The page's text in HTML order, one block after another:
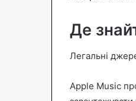
Де
Легальні
Apple Music